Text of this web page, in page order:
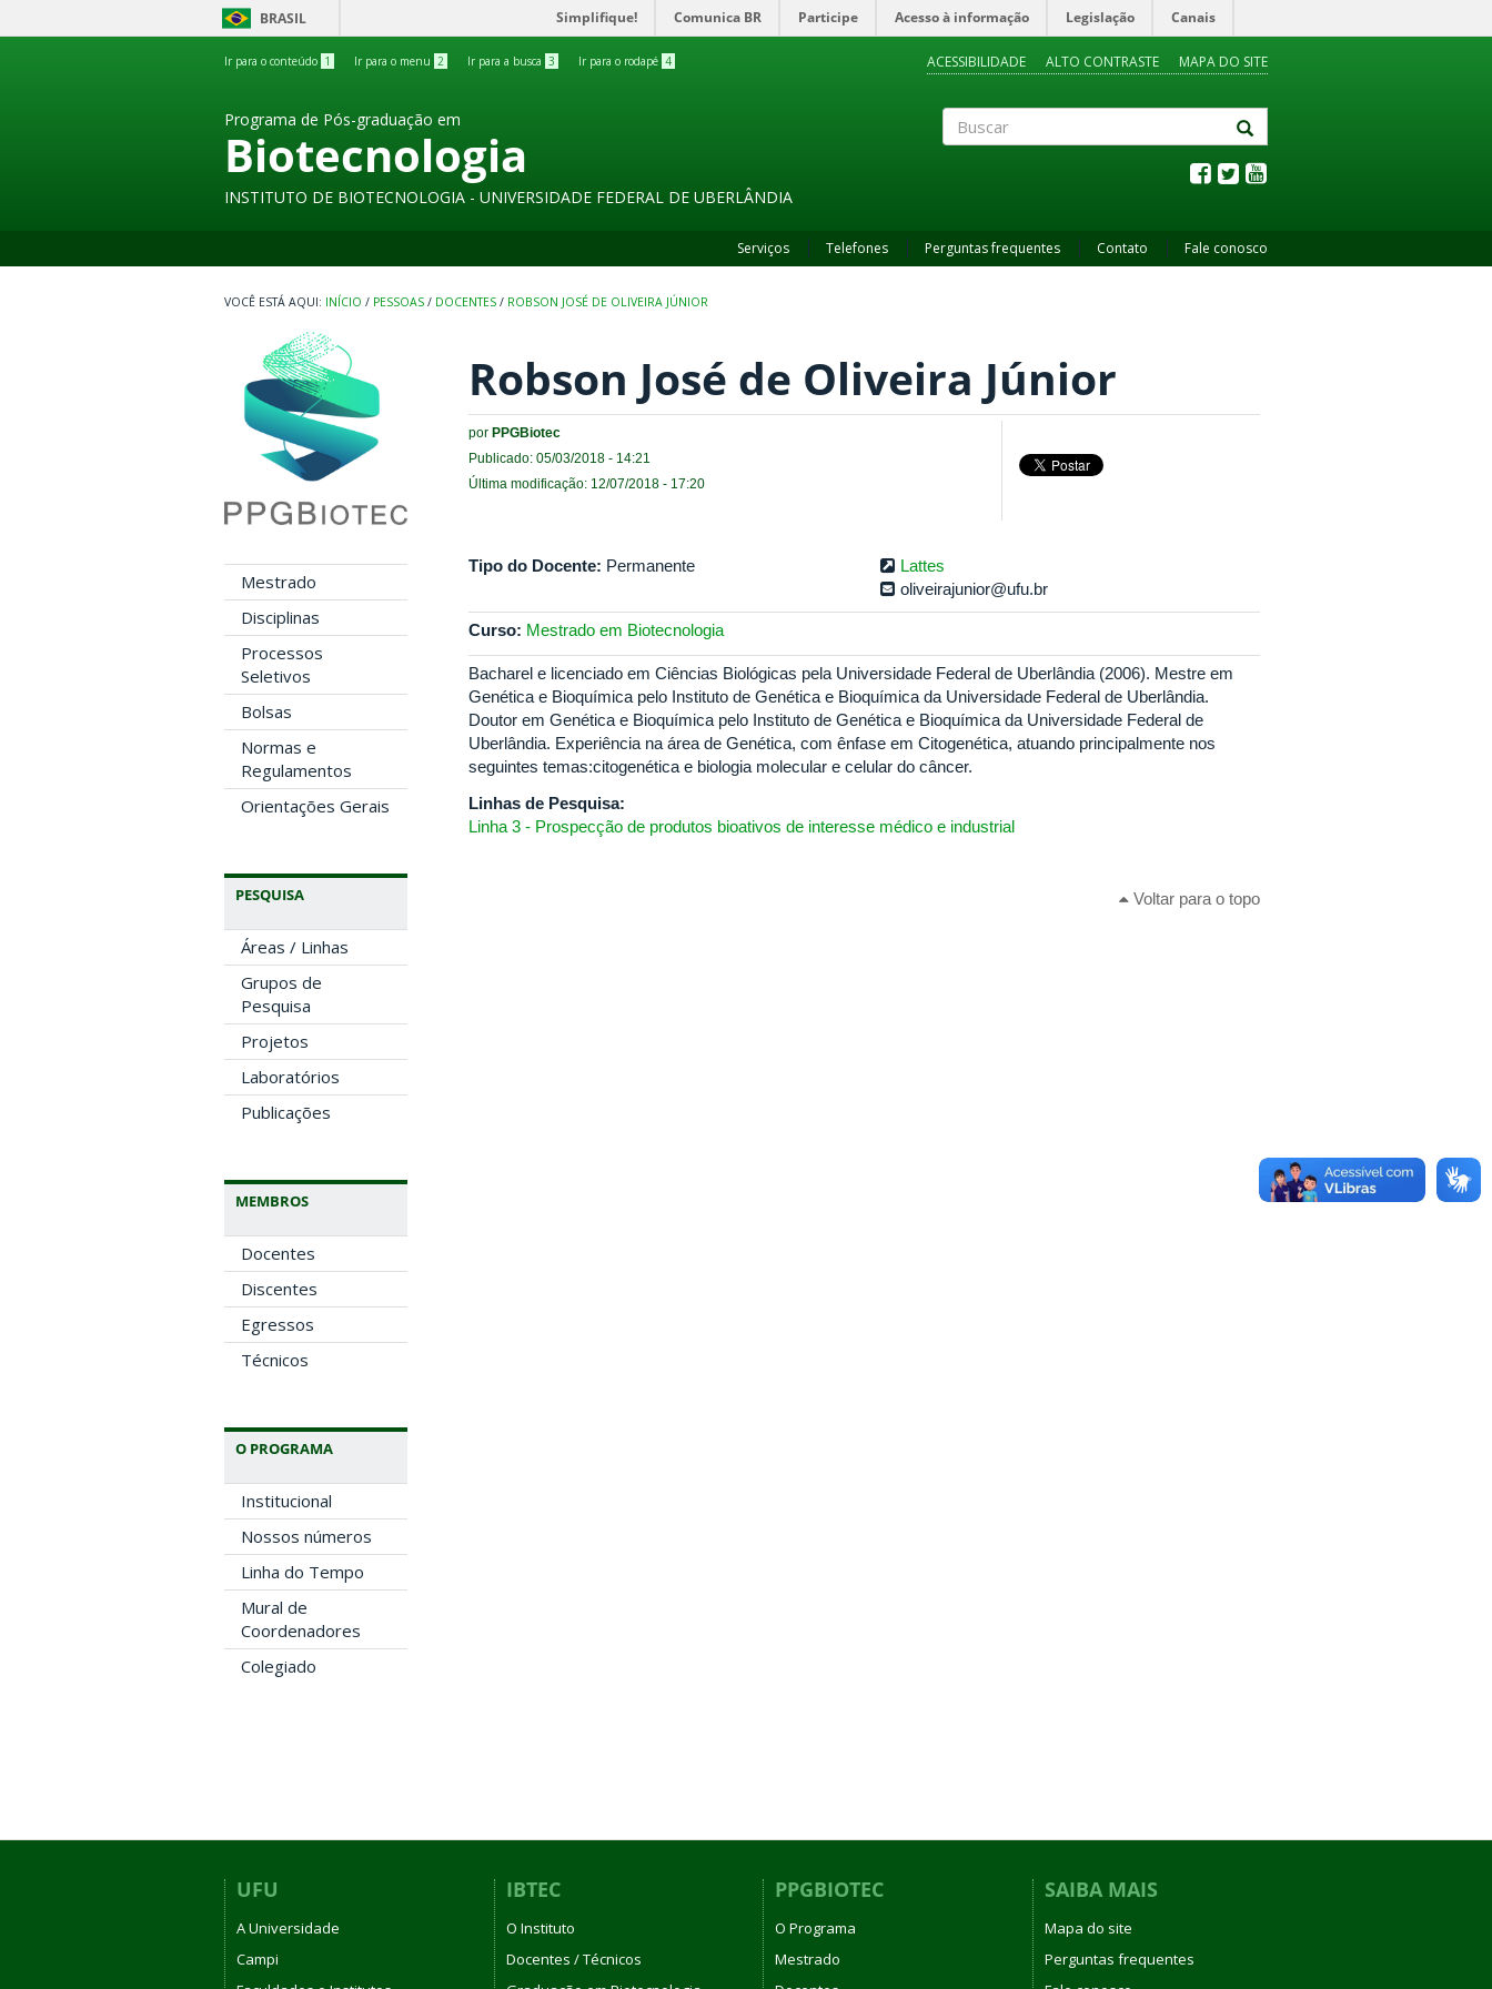
BRASIL Simplifique! Comunica BR Participe Acesso à informação Legislação Canais
Ir para o conteúdo 1 Ir para o menu 2 Ir para a busca 3 Ir para o rodapé 4 ACESSIBILIDADE ALTO CONTRASTE MAPA DO SITE
Programa de Pós-graduação em
Biotecnologia
INSTITUTO DE BIOTECNOLOGIA - UNIVERSIDADE FEDERAL DE UBERLÂNDIA
Serviços Telefones Perguntas frequentes Contato Fale conosco
INÍCIO / PESSOAS / DOCENTES / ROBSON JOSÉ DE OLIVEIRA JÚNIOR
Mestrado
Disciplinas
Processos
Seletivos
Bolsas
Normas e
Regulamentos
Orientações Gerais
PESQUISA
Áreas / Linhas
Grupos de
Pesquisa
Projetos
Laboratórios
Publicações
MEMBROS
Docentes
Discentes
Egressos
Técnicos
O PROGRAMA
Institucional
Nossos números
Linha do Tempo
Mural de
Coordenadores
Colegiado
Robson José de Oliveira Júnior
por PPGBiotec
Publicado: 05/03/2018 - 14:21
Última modificação: 12/07/2018 - 17:20
Tipo do Docente: Permanente Lattes
oliveirajunior@ufu.br
Curso: Mestrado em Biotecnologia
Bacharel e licenciado em Ciências Biológicas pela Universidade Federal de Uberlândia (2006). Mestre em
Genética e Bioquímica pelo Instituto de Genética e Bioquímica da Universidade Federal de Uberlândia.
Doutor em Genética e Bioquímica pelo Instituto de Genética e Bioquímica da Universidade Federal de
Uberlândia. Experiência na área de Genética, com ênfase em Citogenética, atuando principalmente nos
seguintes temas:citogenética e biologia molecular e celular do câncer.
Linhas de Pesquisa:
Linha 3 - Prospecção de produtos bioativos de interesse médico e industrial
Voltar para o topo
UFU
A Universidade
Campi
IBTEC
O Instituto
Docentes / Técnicos
PPGBIOTEC
O Programa
Mestrado
SAIBA MAIS
Mapa do site
Perguntas frequentes